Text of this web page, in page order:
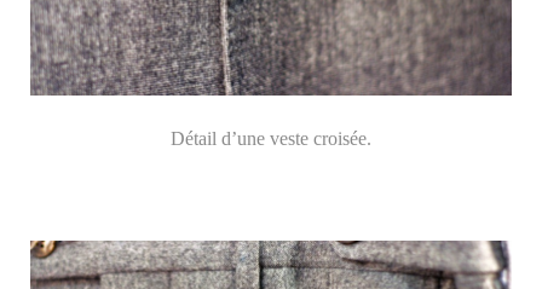
Détail d’une veste croisée.